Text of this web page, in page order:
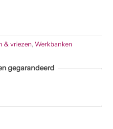
& vriezen,Werkbanken
gegarandeerd